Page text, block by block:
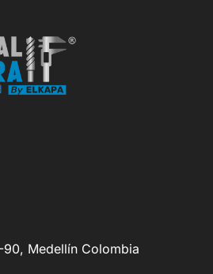
Medellín Colombia